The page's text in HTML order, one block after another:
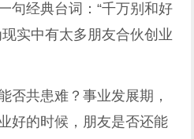
句经典台词：“千万别和好
实中有太多朋友合伙创业
否共患难？事业发展期，
好的时候，朋友是否还能